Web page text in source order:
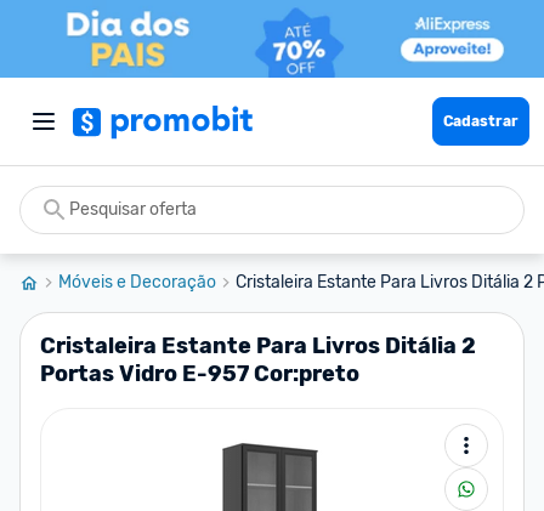
Cadastrar
Móveis e Decoração Cristaleira Estante Para Livros Ditália 2
Cristaleira Estante Para Livros Ditália 2
Portas Vidro E-957 Cor:preto